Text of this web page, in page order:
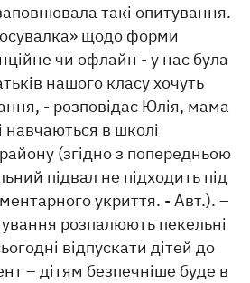
такі опитування.
щодо форми
чи офлайн - у нас була
нашого класу хочуть
- розповідає Юлія, мама
навчаються в школі
(згідно з попередньою
підвал не підходить під
укриття. - Авт.). –
розпалюють пекельні
відпускати дітей до
– дітям безпечніше буде в